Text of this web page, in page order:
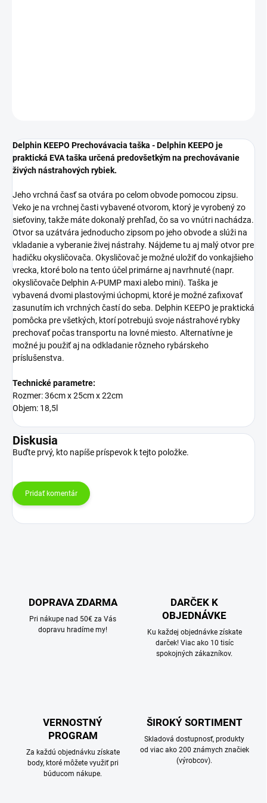
Delphin KEEPO Prechovávacia taška - Delphin KEEPO je
praktická EVA taška určená predovšetkým na prechovávanie
živých nástrahových rybiek.
Jeho vrchná časť sa otvára po celom obvode pomocou zipsu.
Veko je na vrchnej časti vybavené otvorom, ktorý je vyrobený zo
sieťoviny, takže máte dokonalý prehľad, čo sa vo vnútri nachádza.
Otvor sa uzátvára jednoducho zipsom po jeho obvode a slúži na
vkladanie a vyberanie živej nástrahy. Nájdeme tu aj malý otvor pre
hadičku okysličovača. Okysličovač je možné uložiť do vonkajšieho
vrecka, ktoré bolo na tento účel primárne aj navrhnuté (napr.
okysličovače Delphin A-PUMP maxi alebo mini). Taška je
vybavená dvomi plastovými úchopmi, ktoré je možné zafixovať
zasunutím ich vrchných častí do seba. Delphin KEEPO je praktická
pomôcka pre všetkých, ktorí potrebujú svoje nástrahové rybky
prechovať počas transportu na lovné miesto. Alternatívne je
možné ju použiť aj na odkladanie rôzneho rybárskeho
príslušenstva.
Technické parametre:
Rozmer: 36cm x 25cm x 22cm
Objem: 18,5l
Diskusia
Buďte prvý, kto napíše príspevok k tejto položke.
Pridať komentár
DOPRAVA ZDARMA
Pri nákupe nad 50€ za Vás
dopravu hradíme my!
DARČEK K
OBJEDNÁVKE
Ku každej objednávke získate
darček! Viac ako 10 tisíc
spokojných zákazníkov.
VERNOSTNÝ
PROGRAM
Za každú objednávku získate
body, ktoré môžete využiť pri
búducom nákupe.
ŠIROKÝ SORTIMENT
Skladová dostupnosť, produkty
od viac ako 200 známych značiek
(výrobcov).